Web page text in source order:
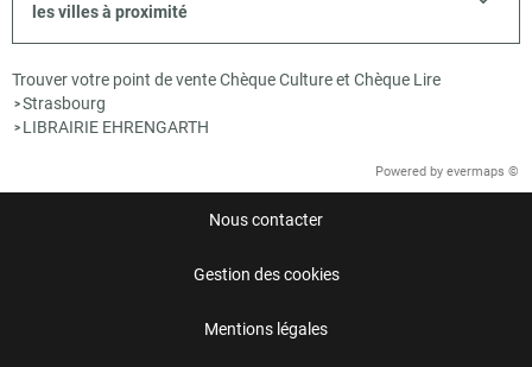
les villes à proximité
Trouver votre point de vente Chèque Culture et Chèque Lire
>Strasbourg
> LIBRAIRIE EHRENGARTH
Powered by evermaps ©
Nous contacter
Gestion des cookies
Mentions légales